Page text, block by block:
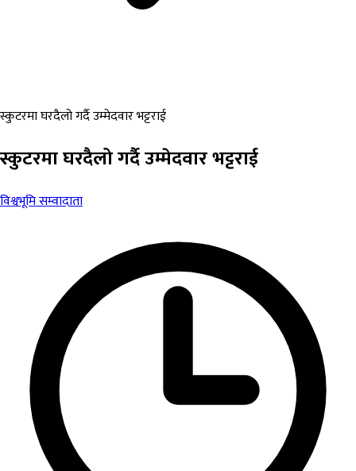
स्कुटरमा घरदैलो गर्दै उम्मेदवार भट्टराई
स्कुटरमा घरदैलो गर्दै उम्मेदवार भट्टराई
विश्वभूमि सम्वादाता